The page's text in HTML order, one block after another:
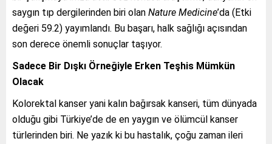
saygın tıp dergilerinden biri olan Nature Medicine’da (Etki
değeri 59.2) yayımlandı. Bu başarı, halk sağlığı açısından
son derece önemli sonuçlar taşıyor.
Sadece Bir Dışkı Örneğiyle Erken Teşhis Mümkün
Olacak
Kolorektal kanser yani kalın bağırsak kanseri, tüm dünyada
olduğu gibi Türkiye’de de en yaygın ve ölümcül kanser
türlerinden biri. Ne yazık ki bu hastalık, çoğu zaman ileri